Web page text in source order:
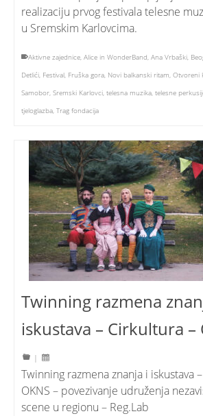
realizaciju prvog festivala telesne
u Sremskim Karlovcima.
Aktivne zajednice, Alice in WonderBand, Ana Vrbaški,
Detlići, Festival, Fruška gora, Novi balkanski ritam, Otvoreni
Samobor, Sremski Karlovci, telesna muzika, telesne
tjeloglazba, Trag fondacija
Twinning razmena
iskustava – Cirkultura –
|
Twinning razmena znanja i iskustava
OKNS – povezivanje udruženja
scene u regionu – Reg.Lab